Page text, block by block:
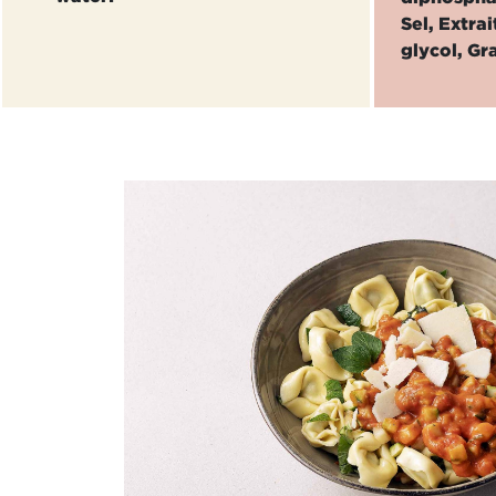
Sel,
glycol,